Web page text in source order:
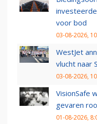
voor bod
03-08-2026,
WestJet
vlucht naar
03-08-2026,
VisionSafe
gevaren
01-08-2026,